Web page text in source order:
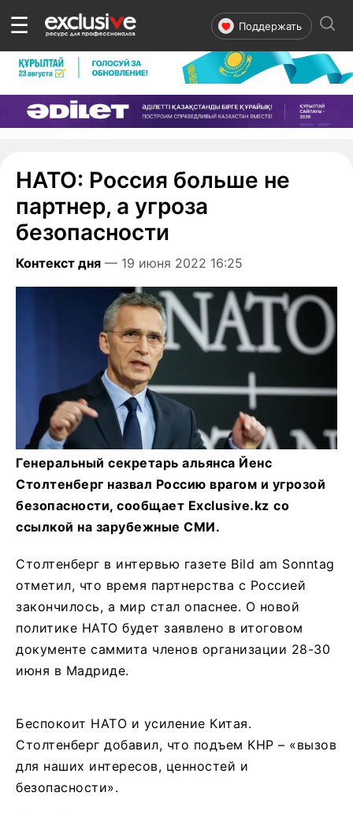
☰ Поддержать
НАТО: Россия больше не
партнер, а угроза
безопасности
Контекст дня — 19 июня 2022 16:25
Генеральный секретарь альянса Йенс
Столтенберг назвал Россию врагом и угрозой
безопасности, сообщает Exclusive.kz со
ссылкой на зарубежные СМИ.
Столтенберг в интервью газете Bild am Sonntag
отметил, что время партнерства с Россией
закончилось, а мир стал опаснее. О новой
политике НАТО будет заявлено в итоговом
документе саммита членов организации 28-30
июня в Мадриде.
Беспокоит НАТО и усиление Китая.
Столтенберг добавил, что подъем КНР – «вызов
для наших интересов, ценностей и
безопасности».